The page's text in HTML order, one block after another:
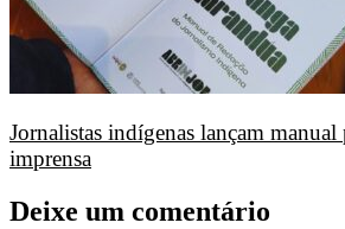
Jornalistas indígenas lançam
imprensa
Deixe um comentário